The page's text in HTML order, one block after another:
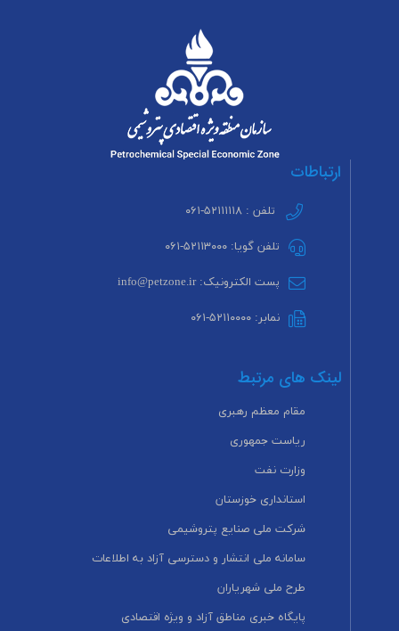
ارتباطات
تلفن : ۵۲۱۱۱۱۱۸-۰۶۱
تلفن گویا: ۵۲۱۱۳۰۰۰-۰۶۱
پست الکترونیک: info@petzone.ir
نمابر: ۵۲۱۱۰۰۰۰-۰۶۱
لینک های مرتبط
مقام معظم رهبری
ریاست جمهوری
وزارت نفت
استانداری خوزستان
شرکت ملی صنایع پتروشیمی
سامانه ملی انتشار و دسترسی آزاد به اطلاعات
طرح ملی شهریاران
پایگاه خبری مناطق آزاد و ویژه اقتصادی